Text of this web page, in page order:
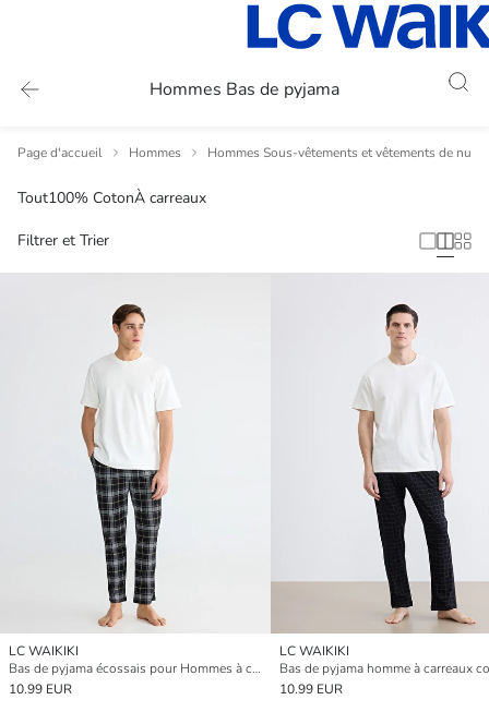
Hommes Bas de pyjama
Page d'accueil Hommes Hommes Sous-vêtements et vêtements de nuit
Tout100% CotonÀ carreaux
Filtrer et Trier
LC WAIKIKI
Bas de pyjama écossais pour Hommes à coupe classique
10.99 EUR
LC WAIKIKI
10.99 EUR